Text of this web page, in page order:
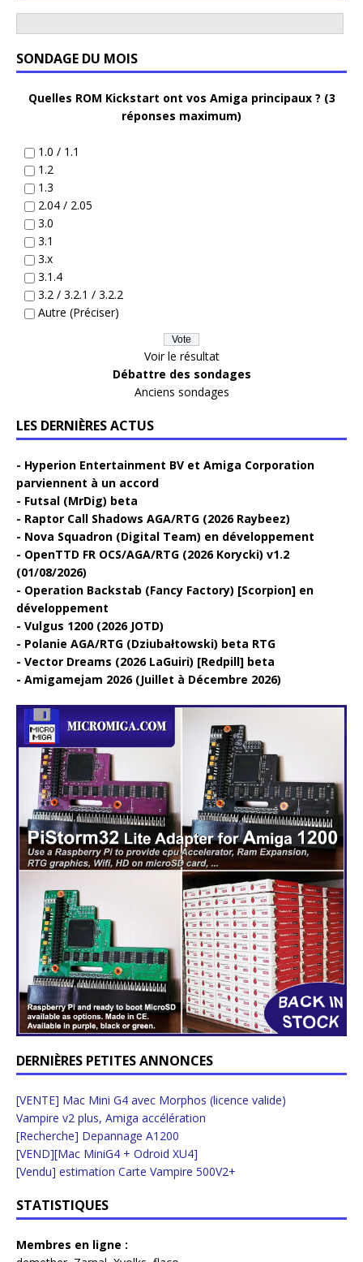
SONDAGE DU MOIS
Quelles ROM Kickstart ont vos Amiga principaux ? (3
réponses maximum)
1.0 / 1.1
1.2
1.3
2.04 / 2.05
3.0
3.1
3.x
3.1.4
3.2 / 3.2.1 / 3.2.2
Autre (Préciser)
Voir le résultat
Débattre des sondages
Anciens sondages
LES DERNIÈRES ACTUS
Hyperion Entertainment BV et Amiga Corporation
parviennent à un accord
Futsal (MrDig) beta
Raptor Call Shadows AGA/RTG (2026 Raybeez)
Nova Squadron (Digital Team) en développement
OpenTTD FR OCS/AGA/RTG (2026 Korycki) v1.2
(01/08/2026)
Operation Backstab (Fancy Factory) [Scorpion] en
développement
Vulgus 1200 (2026 JOTD)
Polanie AGA/RTG (Dziubałtowski) beta RTG
Vector Dreams (2026 LaGuiri) [Redpill] beta
Amigamejam 2026 (Juillet à Décembre 2026)
DERNIÈRES PETITES ANNONCES
[VENTE] Mac Mini G4 avec Morphos (licence valide)
Vampire v2 plus, Amiga accélération
[Recherche] Depannage A1200
[VEND][Mac MiniG4 + Odroid XU4]
[Vendu] estimation Carte Vampire 500V2+
STATISTIQUES
Membres en ligne :